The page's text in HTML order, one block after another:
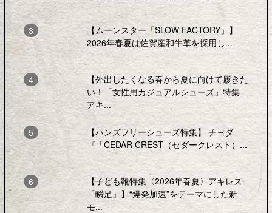
【ムーンスター「SLOW FACTORY」】
2026年春夏は佐賀産和牛革を採用し...
【外出したくなる春から夏に向けて履きた
い！「女性用カジュアルシューズ」特集
アキ...
【ハンズフリーシューズ特集】 チヨダ
『「CEDAR CREST（セダークレスト）...
【子ども靴特集〈2026年春夏〉アキレス
「瞬足」】“爆発加速”をテーマにした新
モ...